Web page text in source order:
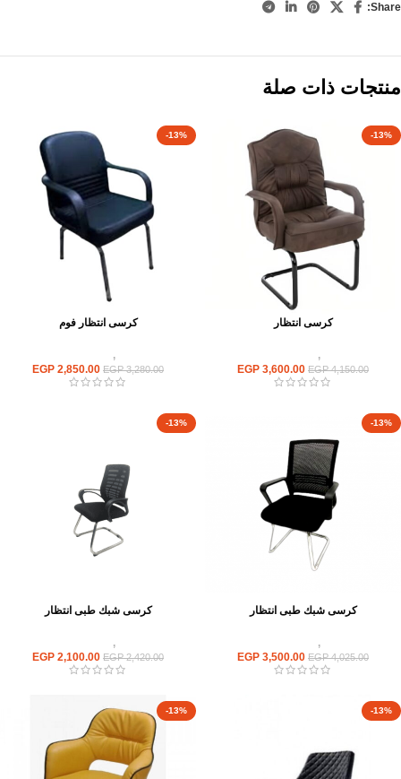
Share:
منتجات ذات صلة
-13%
كرسى انتظار
,
EGP4,150.00
EGP 3,600.00
-13%
كرسى انتظار فوم
,
EGP3,280.00
EGP 2,850.00
-13%
كرسى شبك طبى انتظار
,
EGP4,025.00
EGP 3,500.00
-13%
كرسى شبك طبى انتظار
,
EGP2,420.00
EGP 2,100.00
-13%
-13%